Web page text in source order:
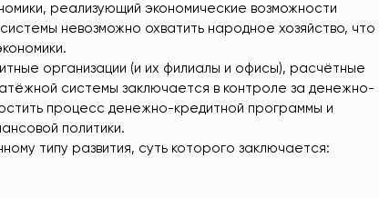
реализующий экономические возможности
невозможно охватить народное хозяйство, что
организации (и их филиалы и офисы), расчётные
системы заключается в контроле за денежно-
процесс денежно-кредитной программы и
политики.
типу развития, суть которого заключается: